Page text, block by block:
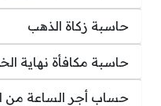
حاسبة زكاة الذهب
حاسبة مكافأة نهاية
حساب أجر الساعة من